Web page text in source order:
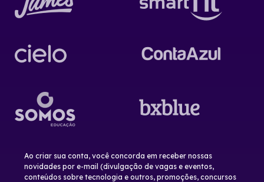
Ao criar sua conta, você concorda em receber nossas
novidades por e-mail (divulgação de vagas e eventos,
conteúdos sobre tecnologia e outros, promoções, concursos